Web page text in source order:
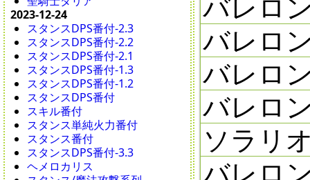
2023-12-24
スタンスDPS番付-2.3
スタンスDPS番付-2.2
スタンスDPS番付-2.1
スタンスDPS番付-1.3
スタンスDPS番付-1.2
スタンスDPS番付
スキル番付
スタンス単純火力番付
スタンス番付
スタンスDPS番付-3.3
ヘメロカリス
バレロ
バレロ
バレロ
ソラリ
バレロ